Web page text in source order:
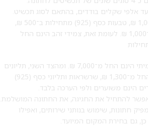
אלפי שקלים בודדים, בהתאם לסוג תכשיט.
טבעות זהב מתחילות ב־1,000 ₪, טבעות כסף (925) מתחילות ב־500 ₪,
וטבעות יהלום מתחילות ב־1,000 ₪. לעומת זאת, צמידי זהב הינם החל
ב־400 ₪, וצמידי יהלום אמיתי הינם החל מ־7,000 ₪. ומהצד השני, תליונים
ושרשראות זהב מתחילות החל מ־1,300 ₪, שרשראות ותליוני כסף (925)
להתחיל את החגיגה, את החתונה המושלמת.
חתונות, שימוש בנותני שירותים, ואפילו
כן, גם בחירת המקום המיועד.